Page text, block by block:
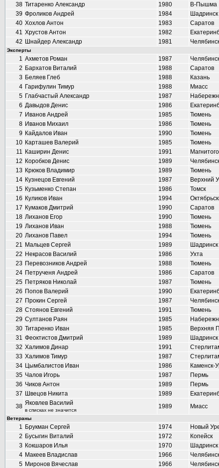
38 Титаренко Александр 1980
В-Пышма
39 Фроликов Андрей 1984
Шадринск
40 Хохлов Антон 1983
Саратов
41 Хрустов Антон 1982
42 Шнайдер Александр 1981
Эксперты
1 Ахметов Роман 1987
2 Бархатов Виталий 1988
Саратов
3 Беляев Глеб 1988
Казань
4 Гарифулин Тимур 1988
Миасс
5 Глабчастый Александр 1987
6 Давыдов Денис 1986
7 Иванов Андрей 1985
Тюмень
8 Иванов Михаил 1986
Тюмень
9 Кайдалов Иван 1990
Тюмень
10 Карташев Валерий 1985
Тюмень
11 Каширин Денис 1991
12 Коробков Денис 1989
13 Крюков Владимир 1989
Тюмень
14 Кузнецов Евгений 1987
Верхний
15 Кузьменко Степан 1986
Томск
16 Куликов Иван 1994
17 Кумаков Дмитрий 1990
Саратов
18 Лиханов Егор 1990
Тюмень
19 Лиханов Иван 1988
Тюмень
20 Лиханов Павел 1994
Тюмень
21 Мальцев Сергей 1989
Шадринск
22 Некрасов Василий 1986
Ухта
23 Перевозников Андрей 1988
Тюмень
24 Петрученя Андрей 1986
Саратов
25 Петряков Николай 1987
Тюмень
26 Попов Валерий 1990
27 Прокин Сергей 1987
28 Стоянов Евгений 1991
Тюмень
29 Султанов Раян 1985
30 Титаренко Иван 1985
Верхняя
31 Феоктистов Дмитрий 1989
Шадринск
32 Халимов Динар 1991
33 Халимов Тимур 1987
34 Цымбалистов Иван 1986
Каменск-
35 Чалов Игорь 1987
Пермь
36 Чиков Антон 1989
Пермь
37 Швецов Никита 1989
38 Яковлев Василий
в списках не значится
1989 Миасс
Ветераны
1 Брукман Сергей 1974
Новый
2 Бусыгин Виталий 1972
Копейск
3 Кокшаров Илья 1970
Шадринск
4 Макеев Владислав 1966
5 Миронов Вячеслав 1966